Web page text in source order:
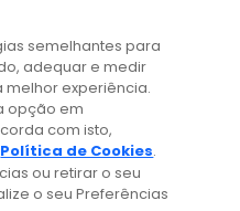
reservados.
semelhantes para
adequar e medir
experiência.
opção em
com isto,
Política de Cookies.
ou retirar o seu
o seu Preferências